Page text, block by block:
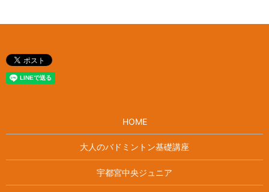
HOME
大人のバドミントン基礎講座
宇都宮中央ジュニア